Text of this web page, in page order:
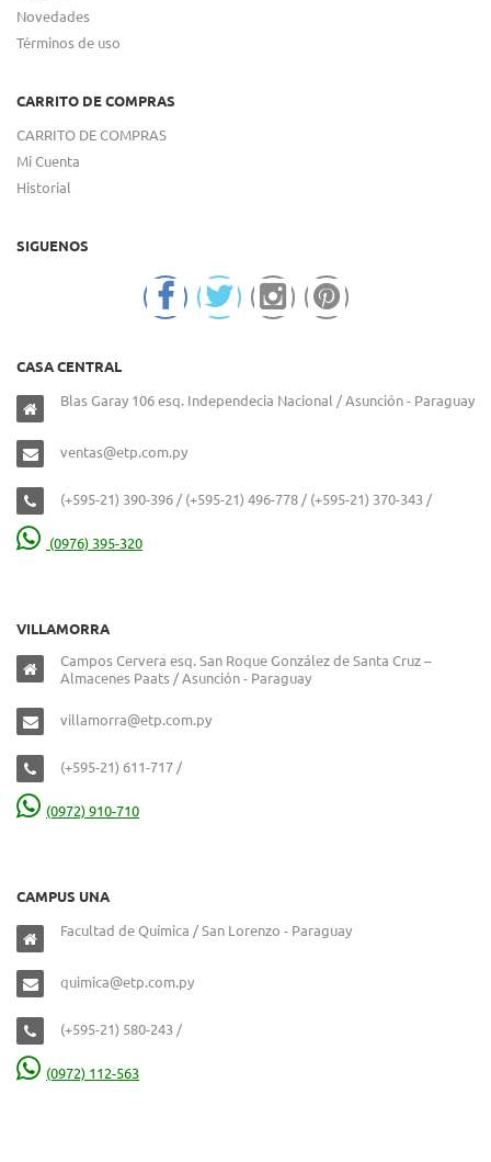
Novedades
Términos de uso
CARRITO DE COMPRAS
CARRITO DE COMPRAS
Mi Cuenta
Historial
SIGUENOS
CASA CENTRAL
Blas Garay 106 esq. Independecia Nacional / Asunción - Paraguay
ventas@etp.com.py
(+595-21) 390-396 / (+595-21) 496-778 / (+595-21) 370-343 /
(0976) 395-320
VILLAMORRA
Campos Cervera esq. San Roque González de Santa Cruz –
Almacenes Paats / Asunción - Paraguay
villamorra@etp.com.py
(+595-21) 611-717 /
(0972) 910-710
CAMPUS UNA
Facultad de Química / San Lorenzo - Paraguay
quimica@etp.com.py
(+595-21) 580-243 /
(0972) 112-563